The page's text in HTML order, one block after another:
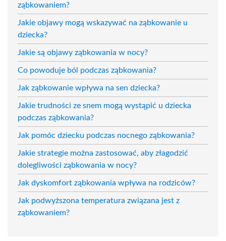
ząbkowaniem?
Jakie objawy mogą wskazywać na ząbkowanie u
dziecka?
Jakie są objawy ząbkowania w nocy?
Co powoduje ból podczas ząbkowania?
Jak ząbkowanie wpływa na sen dziecka?
Jakie trudności ze snem mogą wystąpić u dziecka
podczas ząbkowania?
Jak pomóc dziecku podczas nocnego ząbkowania?
Jakie strategie można zastosować, aby złagodzić
dolegliwości ząbkowania w nocy?
Jak dyskomfort ząbkowania wpływa na rodziców?
Jak podwyższona temperatura związana jest z
ząbkowaniem?